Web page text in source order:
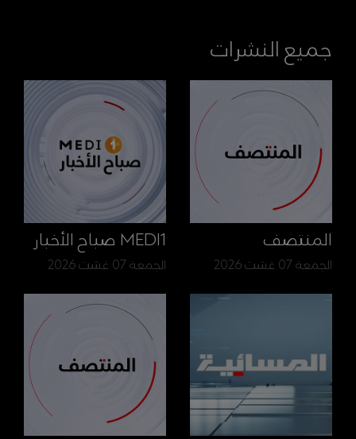
جميع النشرات
المنتصف
الجمعة 07 غشت 2026
MEDI1 صباح الأخبار
الجمعة 07 غشت 2026